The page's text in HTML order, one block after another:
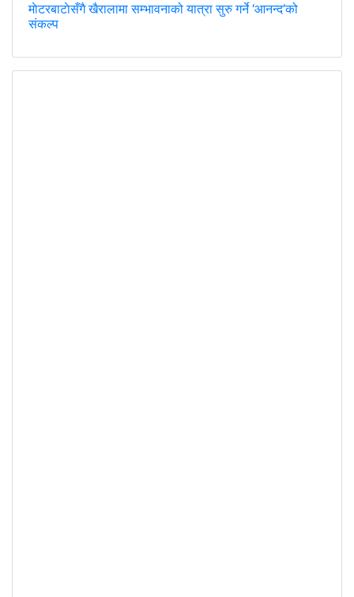
माेटरबाटाेसँगै खैरालामा सम्भावनाको यात्रा सुरु गर्ने ‘आनन्द’को
संकल्प